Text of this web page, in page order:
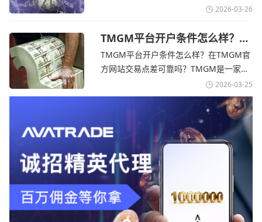
avatrade爱华平台的新手可以用很小的成
标准的MT4、MT5，以及自研的
AvaTradeGO和AvaOptions。通过
avatrade爱华官网交易资讯了解，据伊朗
2026-03-26
TMGM平台开户条件怎么样？美
伊和谈传闻引发油价暴跌-
TMGM官网
TMGM平台开户条件怎么样？在TMGM官
方网站交易点差可靠吗？‌‌‌TMGM是一家交
易成本极低、产品极其丰富、ASIC监管
+千万保险加持的全球知名经纪商，特别适
合活跃交易者和股票CFD投资者。通过
TMGM官网交易资讯了解，周三亚洲交易
时段,油价暴跌逾6%,布伦特原油跌破每桶
100美元
2026-03-25